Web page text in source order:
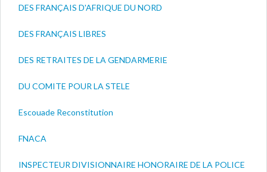
DES FRANÇAIS D'AFRIQUE DU NORD
DES FRANÇAIS LIBRES
DES RETRAITES DE LA GENDARMERIE
DU COMITE POUR LA STELE
Escouade Reconstitution
FNACA
INSPECTEUR DIVISIONNAIRE HONORAIRE DE LA POLICE